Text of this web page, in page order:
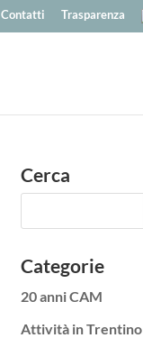
Contatti Trasparenza
Cerca
Categorie
20 anni CAM
Attività in Trentino